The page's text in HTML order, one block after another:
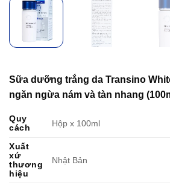
Sữa dưỡng trắng da Transino
ngăn ngừa nám và tàn nhang
Quy
cách
Hộp x 100ml
Xuất
xứ
thương
hiệu
Nhật Bản